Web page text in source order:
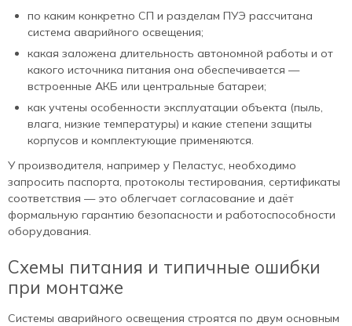
по каким конкретно СП и разделам ПУЭ рассчитана
система аварийного освещения;
какая заложена длительность автономной работы и от
какого источника питания она обеспечивается —
встроенные АКБ или центральные батареи;
как учтены особенности эксплуатации объекта (пыль,
влага, низкие температуры) и какие степени защиты
корпусов и комплектующие применяются.
У производителя, например у Пеластус, необходимо
запросить паспорта, протоколы тестирования, сертификаты
соответствия — это облегчает согласование и даёт
формальную гарантию безопасности и работоспособности
оборудования.
Схемы питания и типичные ошибки
при монтаже
Системы аварийного освещения строятся по двум основным